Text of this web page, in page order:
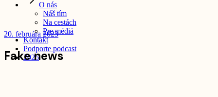
O nás
Náš tím
Na cestách
Pre médiá
Kontakt
Podporte podcast
2025
20. februára 2023
Fake news